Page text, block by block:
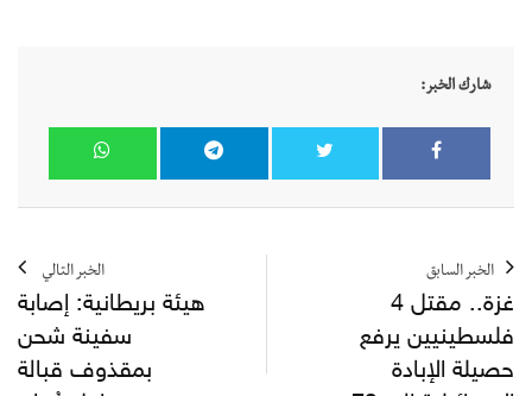
شارك الخبر:
الخبر السابق
غزة.. مقتل 4
فلسطينيين يرفع
حصيلة الإبادة
الخبر التالي
هيئة بريطانية: إصابة
سفينة شحن
بمقذوف قبالة